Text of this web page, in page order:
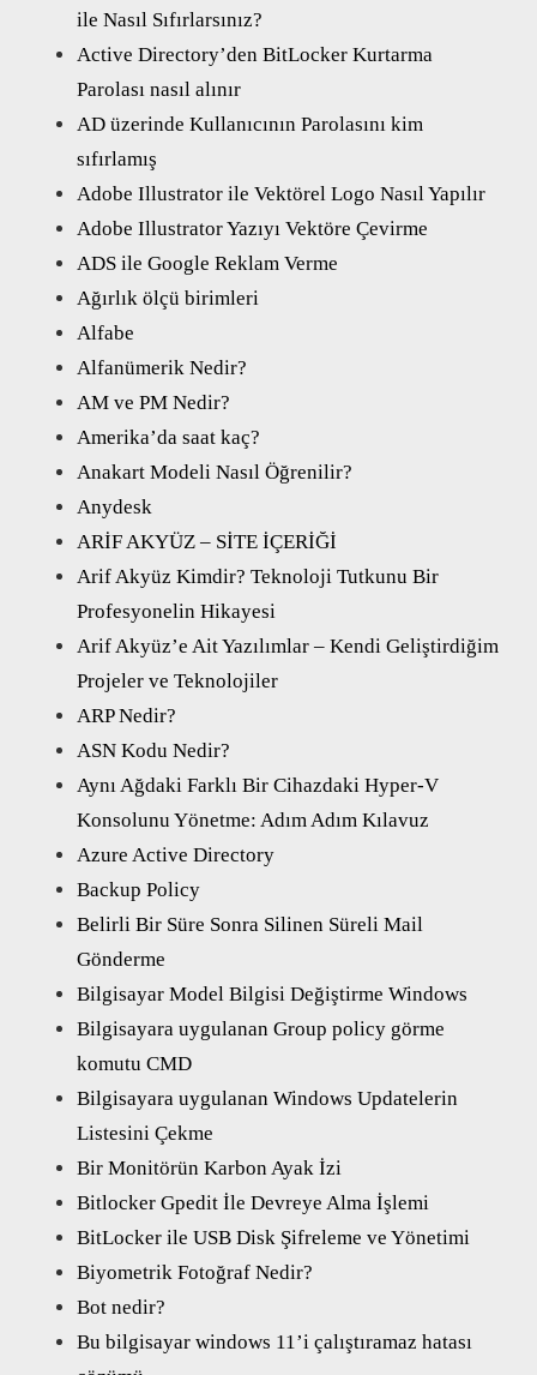
ile Nasıl Sıfırlarsınız?
Active Directory’den BitLocker Kurtarma
Parolası nasıl alınır
AD üzerinde Kullanıcının Parolasını kim
sıfırlamış
Adobe Illustrator ile Vektörel Logo Nasıl Yapılır
Adobe Illustrator Yazıyı Vektöre Çevirme
ADS ile Google Reklam Verme
Ağırlık ölçü birimleri
Alfabe
Alfanümerik Nedir?
AM ve PM Nedir?
Amerika’da saat kaç?
Anakart Modeli Nasıl Öğrenilir?
Anydesk
ARİF AKYÜZ – SİTE İÇERİĞİ
Arif Akyüz Kimdir? Teknoloji Tutkunu Bir
Profesyonelin Hikayesi
Arif Akyüz’e Ait Yazılımlar – Kendi Geliştirdiğim
Projeler ve Teknolojiler
ARP Nedir?
ASN Kodu Nedir?
Aynı Ağdaki Farklı Bir Cihazdaki Hyper-V
Konsolunu Yönetme: Adım Adım Kılavuz
Azure Active Directory
Backup Policy
Belirli Bir Süre Sonra Silinen Süreli Mail
Gönderme
Bilgisayar Model Bilgisi Değiştirme Windows
Bilgisayara uygulanan Group policy görme
komutu CMD
Bilgisayara uygulanan Windows Updatelerin
Listesini Çekme
Bir Monitörün Karbon Ayak İzi
Bitlocker Gpedit İle Devreye Alma İşlemi
BitLocker ile USB Disk Şifreleme ve Yönetimi
Biyometrik Fotoğraf Nedir?
Bot nedir?
Bu bilgisayar windows 11’i çalıştıramaz hatası